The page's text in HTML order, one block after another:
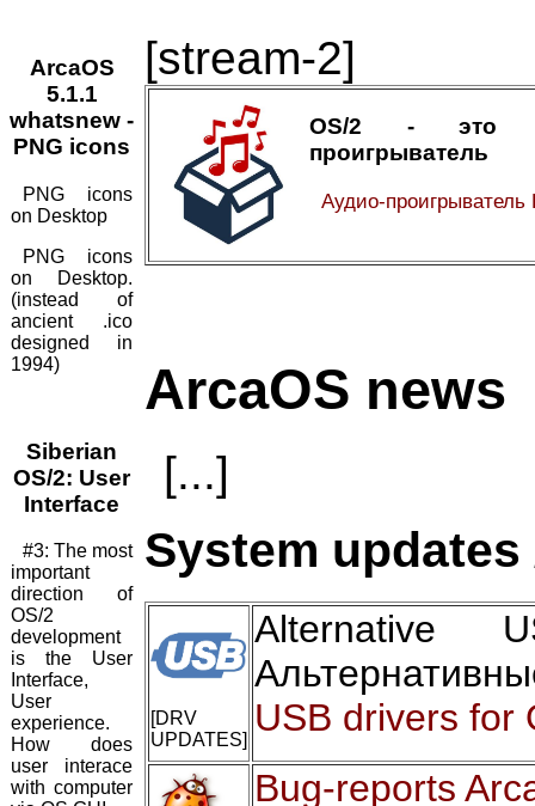
ArcaOS
5.1.1
whatsnew -
PNG icons
PNG icons
on Desktop
PNG icons
on Desktop.
(instead of
ancient .ico
designed in
1994)
Siberian
OS/2: User
Interface
#3: The most
important
direction of
OS/2
development
is the User
Interface,
User
experience.
How does
user interace
with computer
[stream-2]
OS/2 - это
проигрыватель
Аудио-проигрыватель
ArcaOS news
[...]
System
[DRV
UPDATES]
USB drivers for
Bug-reports